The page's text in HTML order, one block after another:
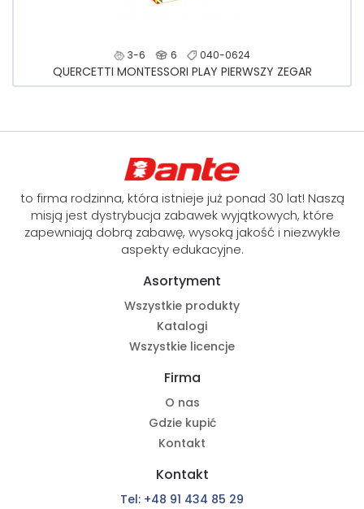
3-6 6 040-0624
QUERCETTI MONTESSORI PLAY PIERWSZY ZEGAR
to firma rodzinna, która istnieje już ponad 30 lat! Naszą
misją jest dystrybucja zabawek wyjątkowych, które
zapewniają dobrą zabawę, wysoką jakość i niezwykłe
aspekty edukacyjne.
Asortyment
Wszystkie produkty
Katalogi
Wszystkie licencje
Firma
O nas
Gdzie kupić
Kontakt
Kontakt
Tel: +48 91 434 85 29